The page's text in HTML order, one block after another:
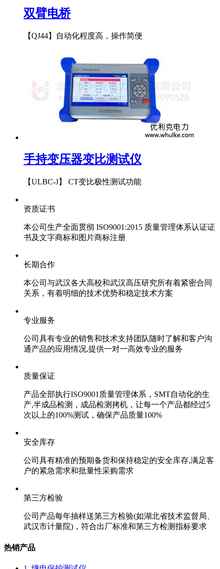
双臂电桥
【QJ44】自动化程度高，操作简便
手持变压器变比测试仪
【ULBC-J】 CT变比极性测试功能
资质证书
本公司生产全面贯彻 ISO9001:2015 质量管理体系认证证
书及文字商标和图片商标注册
长期合作
本公司与武汉各大高校和武汉高压研究所有着紧密合同
关系，有着明细的技术优势和稳定技术方案
专业服务
公司具有专业的销售和技术支持团队随时了解和客户沟
通产品的应用情况,提供一对一高效专业的服务
质量保证
产品全部执行ISO9001质量管理体系，SMT自动化的生
产,半成品检测，成品检测拷机，让每一个产品都经过5
次以上的100%测试，确保产品质量100%
安全库存
公司具有精准的预期备货和保持稳定的安全库存,满足客
户的紧急需求和批量性采购需求
第三方检验
公司产品每年抽样送第三方检验(如湖北省技术监督局、
武汉市计量院)，符合出厂标准和第三方检测指标要求
热销产品